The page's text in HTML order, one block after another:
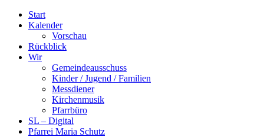
Start
Kalender
Vorschau
Rückblick
Wir
Gemeindeausschuss
Kinder / Jugend / Familien
Messdiener
Kirchenmusik
Pfarrbüro
SL – Digital
Pfarrei Maria Schutz